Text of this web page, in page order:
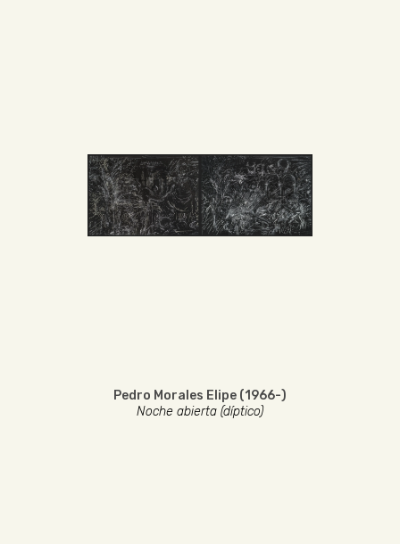
Pedro Morales Elipe (1966-)
Noche abierta (díptico)